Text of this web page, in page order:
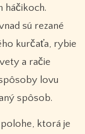
háčikoch.
sú rezané
kurčaťa, rybie
a račie
lovu
spôsob.
ktorá je